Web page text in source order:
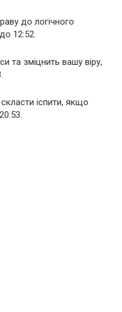
до логічного
12:52.
та зміцнить вашу віру,
іспити, якщо